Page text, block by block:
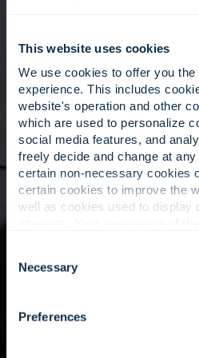
This website uses cookies
We use cookies to offer you
experience. This includes
website's operation and other
which are used to personalize
social media features, and
freely decide and change at
certain non-necessary cookies
certain cookies to improve the
well as cookies used to display
cookies. Click "Show details"
about who we share your
Selection
Necessary
Preferences
la instalación.
Nuestro trabajo continúa
puesta en marcha de su
servicios gestionados,
evaluaciones continuas,
continuamente el
problemas con prontitud y
entorno a medida que
las tecnologías. Con
preparados para el futuro.